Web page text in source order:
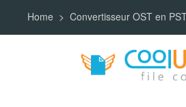
Home Convertisseur OST en